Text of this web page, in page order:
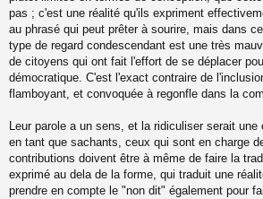
pas ; c'est une réalité qu'ils expriment
au phrasé qui peut prêter à sourire, mais dans
type de regard condescendant est une très
de citoyens qui ont fait l'effort de se déplacer
démocratique. C'est l'exact contraire de
flamboyant, et convoquée à regonfle dans la
Leur parole a un sens, et la ridiculiser serait une
en tant que sachants, ceux qui sont en charge
contributions doivent être à même de faire la
exprimé au dela de la forme, qui traduit une
prendre en compte le "non dit" également pour